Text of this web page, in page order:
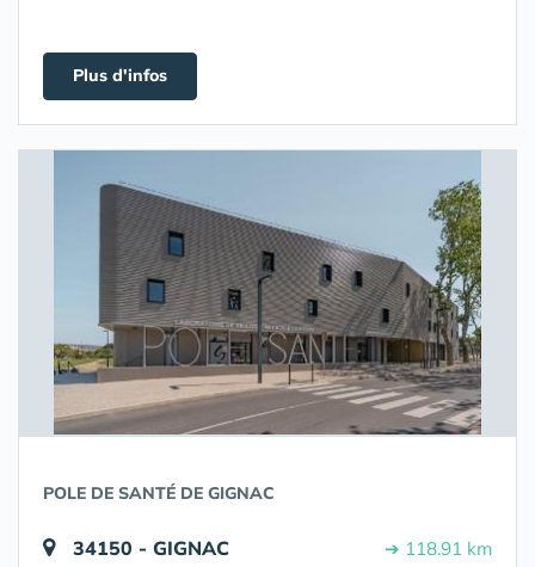
Plus d'infos
POLE DE SANTÉ DE GIGNAC
34150 - GIGNAC ➔ 118.91 km